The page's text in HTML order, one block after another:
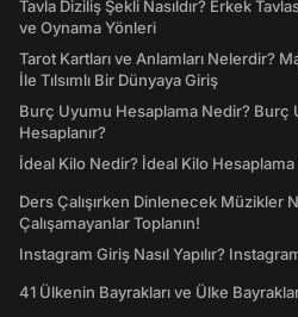
Tavla Diziliş Şekli Nasıldır? Erkek
ve Oynama Yönleri
Tarot Kartları ve Anlamları Nelerdir?
İle Tılsımlı Bir Dünyaya Giriş
Burç Uyumu Hesaplama Nedir? Burç
Hesaplanır?
İdeal Kilo Nedir? İdeal Kilo Hesaplama
Ders Çalışırken Dinlenecek Müzikler
Çalışamayanlar Toplanın!
Instagram Giriş Nasıl Yapılır?
41 Ülkenin Bayrakları ve Ülke